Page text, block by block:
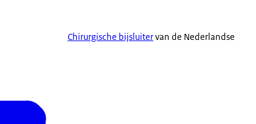
Chirurgische bijsluitervan de Nederlandse